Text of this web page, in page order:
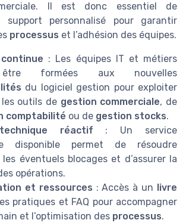
Il est donc essentiel de
support personnalisé pour garantir
processus et l’adhésion des équipes.
: Les équipes IT et métiers
formées aux nouvelles
du logiciel gestion pour exploiter
outils de gestion commerciale, de
comptabilité ou de gestion stocks.
réactif : Un service
disponible permet de résoudre
éventuels blocages et d’assurer la
opérations.
et ressources : Accès à un
livre
pratiques et FAQ pour accompagner
et l’optimisation des processus.